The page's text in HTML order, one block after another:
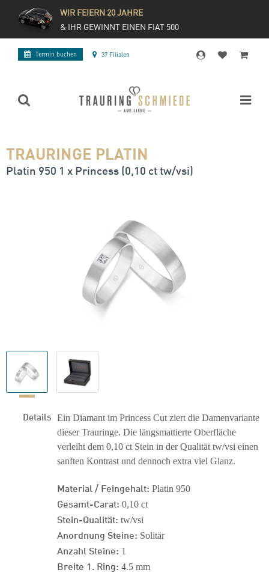
WIR FEIERN 20 JAHRE
& IHR GEWINNT EINEN FIAT 500
Termin buchen 37 Filialen
TRAURINGE PLATIN
Platin 950 1 x Princess (0,10 ct tw/vsi)
Details Ein Diamant im Princess Cut ziert die Damenvariante
dieser Trauringe. Die längsmattierte Oberfläche
verleiht dem 0,10 ct Stein in der Qualität tw/vsi einen
sanften Kontrast und dennoch extra viel Glanz.
Material / Feingehalt: Platin 950
Gesamt-Carat: 0,10 ct
Stein-Qualität: tw/vsi
Anordnung Steine: Solitär
Anzahl Steine: 1
Breite 1. Ring: 4.5 mm